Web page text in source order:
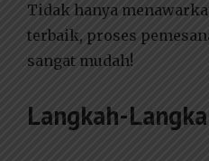
Tidak hanya
terbaik, proses
sangat mudah!
Langkah-